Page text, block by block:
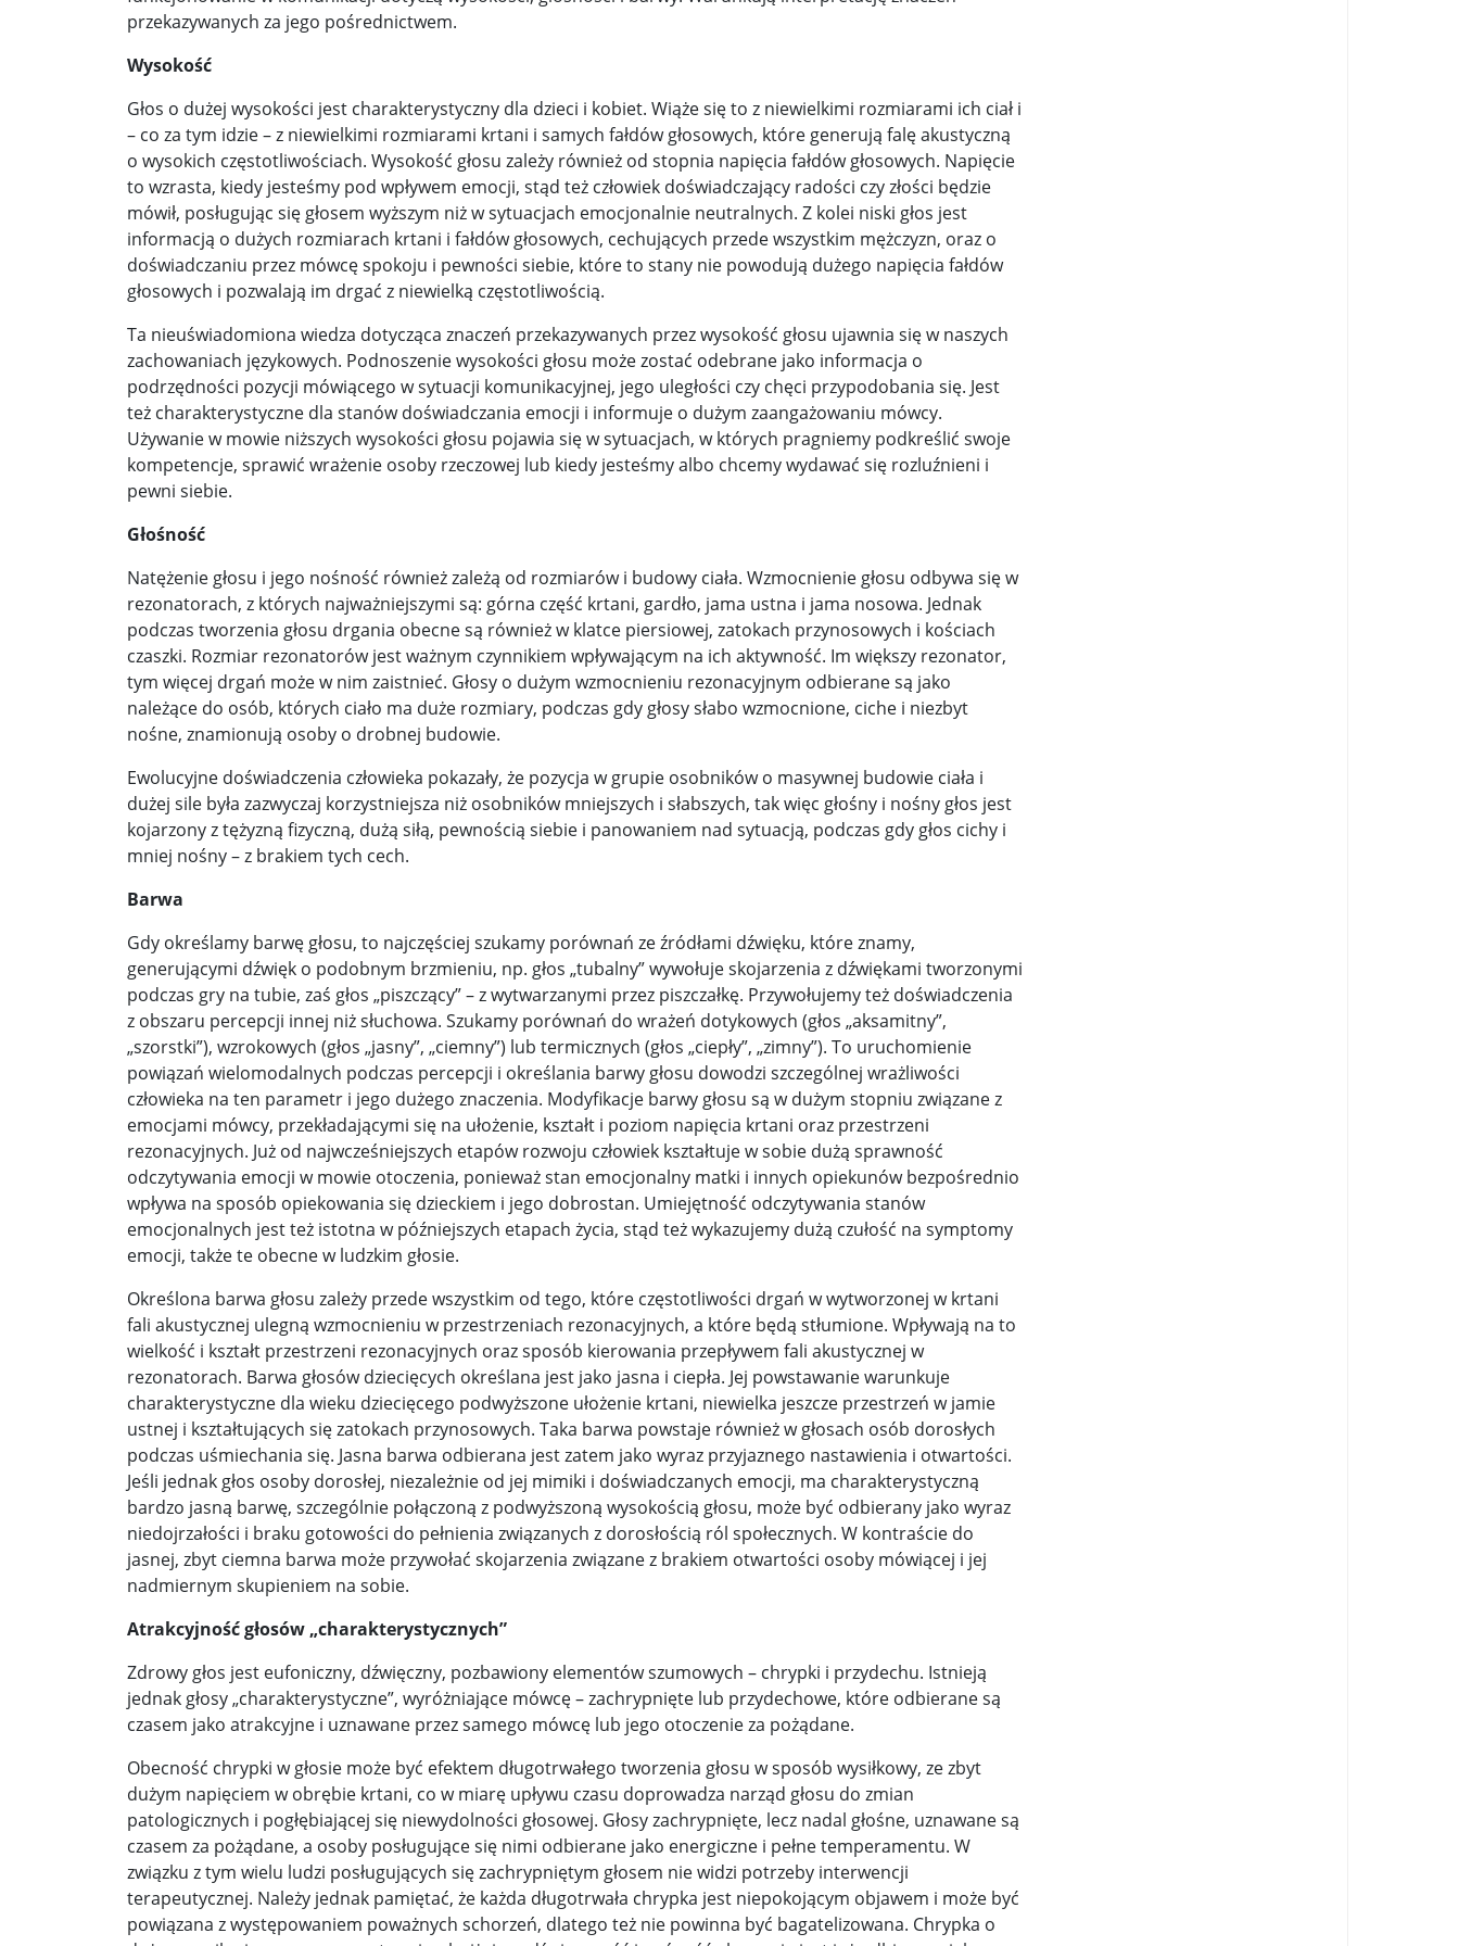
Démarche podczas przemówienia Walentyny Matwijenko ... 100 tys. Holendrów zabroniło sobie uprawiania haza ...
Bronisław Komorowski: Wypowiedź Szymona Hołowni o ... Znów niespokojnie w Azji. Tajlandia oskarża Kambod ...
Wiceszef MSWiA Czesław Mroczek o podpaleniach w Wa ...
przekazywanych za jego pośrednictwem.
Wysokość
Głos o dużej wysokości jest charakterystyczny dla dzieci i kobiet. Wiąże się to z niewielkimi rozmiarami ich ciał i
– co za tym idzie – z niewielkimi rozmiarami krtani i samych fałdów głosowych, które generują falę akustyczną
o wysokich częstotliwościach. Wysokość głosu zależy również od stopnia napięcia fałdów głosowych. Napięcie
to wzrasta, kiedy jesteśmy pod wpływem emocji, stąd też człowiek doświadczający radości czy złości będzie
mówił, posługując się głosem wyższym niż w sytuacjach emocjonalnie neutralnych. Z kolei niski głos jest
informacją o dużych rozmiarach krtani i fałdów głosowych, cechujących przede wszystkim mężczyzn, oraz o
doświadczaniu przez mówcę spokoju i pewności siebie, które to stany nie powodują dużego napięcia fałdów
głosowych i pozwalają im drgać z niewielką częstotliwością.
Ta nieuświadomiona wiedza dotycząca znaczeń przekazywanych przez wysokość głosu ujawnia się w naszych
zachowaniach językowych. Podnoszenie wysokości głosu może zostać odebrane jako informacja o
podrzędności pozycji mówiącego w sytuacji komunikacyjnej, jego uległości czy chęci przypodobania się. Jest
też charakterystyczne dla stanów doświadczania emocji i informuje o dużym zaangażowaniu mówcy.
Używanie w mowie niższych wysokości głosu pojawia się w sytuacjach, w których pragniemy podkreślić swoje
kompetencje, sprawić wrażenie osoby rzeczowej lub kiedy jesteśmy albo chcemy wydawać się rozluźnieni i
pewni siebie.
Głośność
Natężenie głosu i jego nośność również zależą od rozmiarów i budowy ciała. Wzmocnienie głosu odbywa się w
rezonatorach, z których najważniejszymi są: górna część krtani, gardło, jama ustna i jama nosowa. Jednak
podczas tworzenia głosu drgania obecne są również w klatce piersiowej, zatokach przynosowych i kościach
czaszki. Rozmiar rezonatorów jest ważnym czynnikiem wpływającym na ich aktywność. Im większy rezonator,
tym więcej drgań może w nim zaistnieć. Głosy o dużym wzmocnieniu rezonacyjnym odbierane są jako
należące do osób, których ciało ma duże rozmiary, podczas gdy głosy słabo wzmocnione, ciche i niezbyt
nośne, znamionują osoby o drobnej budowie.
Ewolucyjne doświadczenia człowieka pokazały, że pozycja w grupie osobników o masywnej budowie ciała i
dużej sile była zazwyczaj korzystniejsza niż osobników mniejszych i słabszych, tak więc głośny i nośny głos jest
kojarzony z tężyzną fizyczną, dużą siłą, pewnością siebie i panowaniem nad sytuacją, podczas gdy głos cichy i
mniej nośny – z brakiem tych cech.
Barwa
Gdy określamy barwę głosu, to najczęściej szukamy porównań ze źródłami dźwięku, które znamy,
generującymi dźwięk o podobnym brzmieniu, np. głos „tubalny” wywołuje skojarzenia z dźwiękami tworzonymi
podczas gry na tubie, zaś głos „piszczący” – z wytwarzanymi przez piszczałkę. Przywołujemy też doświadczenia
z obszaru percepcji innej niż słuchowa. Szukamy porównań do wrażeń dotykowych (głos „aksamitny”,
„szorstki”), wzrokowych (głos „jasny”, „ciemny”) lub termicznych (głos „ciepły”, „zimny”). To uruchomienie
powiązań wielomodalnych podczas percepcji i określania barwy głosu dowodzi szczególnej wrażliwości
człowieka na ten parametr i jego dużego znaczenia. Modyfikacje barwy głosu są w dużym stopniu związane z
emocjami mówcy, przekładającymi się na ułożenie, kształt i poziom napięcia krtani oraz przestrzeni
rezonacyjnych. Już od najwcześniejszych etapów rozwoju człowiek kształtuje w sobie dużą sprawność
odczytywania emocji w mowie otoczenia, ponieważ stan emocjonalny matki i innych opiekunów bezpośrednio
wpływa na sposób opiekowania się dzieckiem i jego dobrostan. Umiejętność odczytywania stanów
emocjonalnych jest też istotna w późniejszych etapach życia, stąd też wykazujemy dużą czułość na symptomy
emocji, także te obecne w ludzkim głosie.
Określona barwa głosu zależy przede wszystkim od tego, które częstotliwości drgań w wytworzonej w krtani
fali akustycznej ulegną wzmocnieniu w przestrzeniach rezonacyjnych, a które będą stłumione. Wpływają na to
wielkość i kształt przestrzeni rezonacyjnych oraz sposób kierowania przepływem fali akustycznej w
rezonatorach. Barwa głosów dziecięcych określana jest jako jasna i ciepła. Jej powstawanie warunkuje
charakterystyczne dla wieku dziecięcego podwyższone ułożenie krtani, niewielka jeszcze przestrzeń w jamie
ustnej i kształtujących się zatokach przynosowych. Taka barwa powstaje również w głosach osób dorosłych
podczas uśmiechania się. Jasna barwa odbierana jest zatem jako wyraz przyjaznego nastawienia i otwartości.
Jeśli jednak głos osoby dorosłej, niezależnie od jej mimiki i doświadczanych emocji, ma charakterystyczną
bardzo jasną barwę, szczególnie połączoną z podwyższoną wysokością głosu, może być odbierany jako wyraz
niedojrzałości i braku gotowości do pełnienia związanych z dorosłością ról społecznych. W kontraście do
jasnej, zbyt ciemna barwa może przywołać skojarzenia związane z brakiem otwartości osoby mówiącej i jej
nadmiernym skupieniem na sobie.
Atrakcyjność głosów „charakterystycznych”
Zdrowy głos jest eufoniczny, dźwięczny, pozbawiony elementów szumowych – chrypki i przydechu. Istnieją
jednak głosy „charakterystyczne”, wyróżniające mówcę – zachrypnięte lub przydechowe, które odbierane są
czasem jako atrakcyjne i uznawane przez samego mówcę lub jego otoczenie za pożądane.
Obecność chrypki w głosie może być efektem długotrwałego tworzenia głosu w sposób wysiłkowy, ze zbyt
dużym napięciem w obrębie krtani, co w miarę upływu czasu doprowadza narząd głosu do zmian
patologicznych i pogłębiającej się niewydolności głosowej. Głosy zachrypnięte, lecz nadal głośne, uznawane są
czasem za pożądane, a osoby posługujące się nimi odbierane jako energiczne i pełne temperamentu. W
związku z tym wielu ludzi posługujących się zachrypniętym głosem nie widzi potrzeby interwencji
terapeutycznej. Należy jednak pamiętać, że każda długotrwała chrypka jest niepokojącym objawem i może być
powiązana z występowaniem poważnych schorzeń, dlatego też nie powinna być bagatelizowana. Chrypka o